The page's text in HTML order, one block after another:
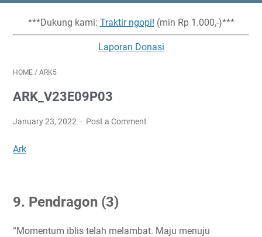
***Dukung kami: Traktir ngopi! (min Rp 1.000,-)***
Laporan Donasi
HOME / ARK5
ARK_V23E09P03
January 23, 2022 Post a Comment
Ark
9. Pendragon (3)
“Momentum iblis telah melambat. Maju menuju